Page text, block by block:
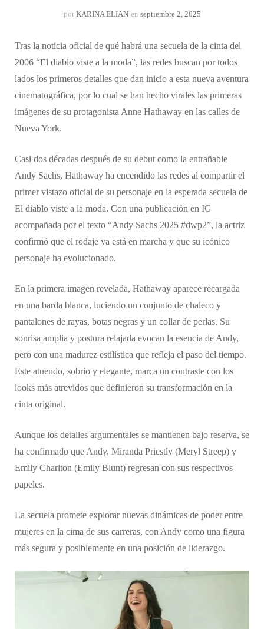
por KARINA ELIAN en septiembre 2, 2025
Tras la noticia oficial de qué habrá una secuela de la cinta del
2006 “El diablo viste a la moda”, las redes buscan por todos
lados los primeros detalles que dan inicio a esta nueva aventura
cinematográfica, por lo cual se han hecho virales las primeras
imágenes de su protagonista Anne Hathaway en las calles de
Nueva York.
Casi dos décadas después de su debut como la entrañable
Andy Sachs, Hathaway ha encendido las redes al compartir el
primer vistazo oficial de su personaje en la esperada secuela de
El diablo viste a la moda. Con una publicación en IG
acompañada por el texto “Andy Sachs 2025 #dwp2”, la actriz
confirmó que el rodaje ya está en marcha y que su icónico
personaje ha evolucionado.
En la primera imagen revelada, Hathaway aparece recargada
en una barda blanca, luciendo un conjunto de chaleco y
pantalones de rayas, botas negras y un collar de perlas. Su
sonrisa amplia y postura relajada evocan la esencia de Andy,
pero con una madurez estilística que refleja el paso del tiempo.
Este atuendo, sobrio y elegante, marca un contraste con los
looks más atrevidos que definieron su transformación en la
cinta original.
Aunque los detalles argumentales se mantienen bajo reserva, se
ha confirmado que Andy, Miranda Priestly (Meryl Streep) y
Emily Charlton (Emily Blunt) regresan con sus respectivos
papeles.
La secuela promete explorar nuevas dinámicas de poder entre
mujeres en la cima de sus carreras, con Andy como una figura
más segura y posiblemente en una posición de liderazgo.